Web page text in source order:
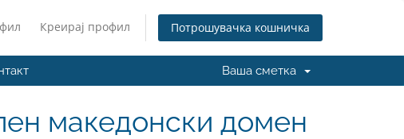
Креирај профил Потрошувачка кошничка
Ваша сметка
македонски домен